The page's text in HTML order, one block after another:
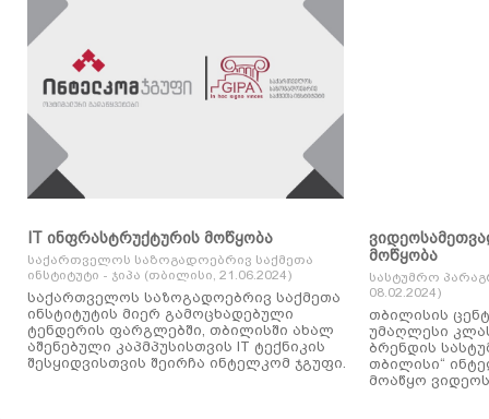
IT ინფრასტრუქტურის მოწყობა
საქართველოს საზოგადოებრივ საქმეთა
ინსტიტუტი - ჯიპა (თბილისი, 21.06.2024)
საქართველოს საზოგადოებრივ საქმეთა
ინსტიტუტის მიერ გამოცხადებული
ტენდერის ფარგლებში, თბილისში ახალ
აშენებული კაპმპუსისთვის IT ტექნიკის
შესყიდვისთვის შეირჩა ინტელკომ ჯგუფი.
მოწყობა
სასტუმრო
08.02.2024)
თბილისის
უმაღლესი
ბრენდის
თბილისი“
მოაწყო